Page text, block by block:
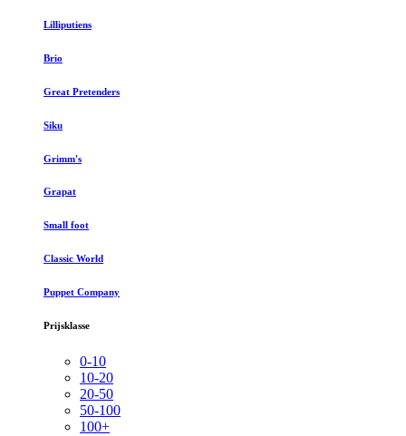
Lilliputiens
Brio
Great Pretenders
Siku
Grimm's
Grapat
Small foot
Classic World
Puppet Company
Prijsklasse
0-10
10-20
20-50
50-100
100+